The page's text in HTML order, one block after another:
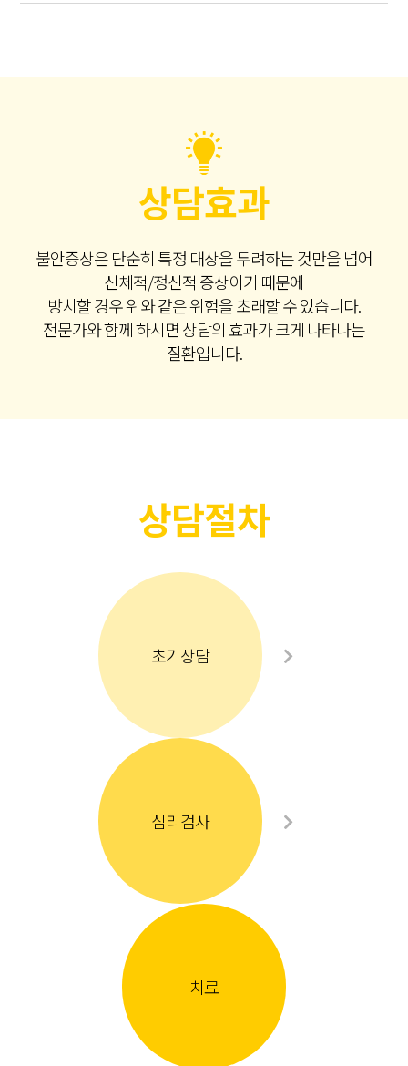
상담효과
불안증상은 단순히 특정 대상을 두려하는 것만을 넘어
신체적/정신적 증상이기 때문에
방치할 경우 위와 같은 위험을 초래할 수 있습니다.
전문가와 함께 하시면 상담의 효과가 크게 나타나는
질환입니다.
상담절차
초기상담
심리검사
치료